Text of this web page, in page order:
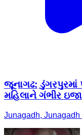
જૂનાગઢ: ડુંગરપુરમાં
મહિલાને ગંભીર
Junagadh,